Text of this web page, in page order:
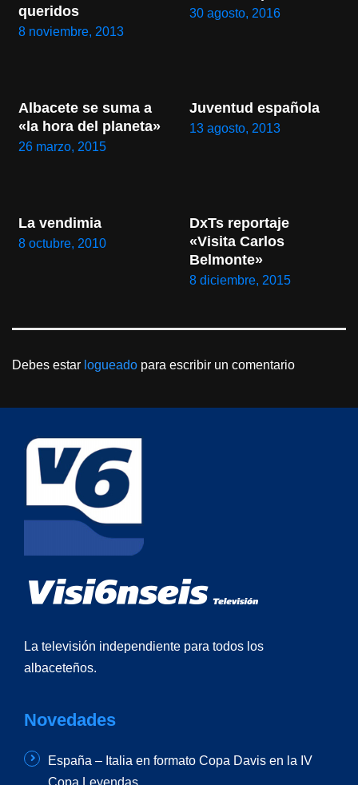
queridos
8 noviembre, 2013
30 agosto, 2016
Albacete se suma a
«la hora del planeta»
26 marzo, 2015
Juventud española
13 agosto, 2013
La vendimia
8 octubre, 2010
DxTs reportaje
«Visita Carlos
Belmonte»
8 diciembre, 2015
Debes estar logueado para escribir un comentario
La televisión independiente para todos los
albaceteños.
Novedades
España – Italia en formato Copa Davis en la IV